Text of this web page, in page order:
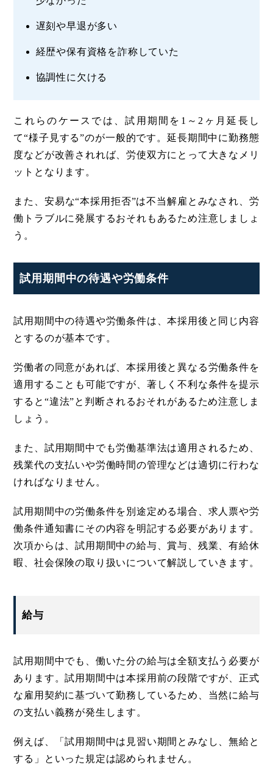
遅刻や早退が多い
経歴や保有資格を詐称していた
協調性に欠ける
これらのケースでは、試用期間を1～2ヶ月延長し
て“様子見する”のが一般的です。延長期間中に勤務態
度などが改善されれば、労使双方にとって大きなメリ
ットとなります。
また、安易な“本採用拒否”は不当解雇とみなされ、労
働トラブルに発展するおそれもあるため注意しましょ
う。
試用期間中の待遇や労働条件
試用期間中の待遇や労働条件は、本採用後と同じ内容
とするのが基本です。
労働者の同意があれば、本採用後と異なる労働条件を
適用することも可能ですが、著しく不利な条件を提示
すると“違法”と判断されるおそれがあるため注意しま
しょう。
また、試用期間中でも労働基準法は適用されるため、
残業代の支払いや労働時間の管理などは適切に行わな
ければなりません。
試用期間中の労働条件を別途定める場合、求人票や労
働条件通知書にその内容を明記する必要があります。
次項からは、試用期間中の給与、賞与、残業、有給休
暇、社会保険の取り扱いについて解説していきます。
給与
試用期間中でも、働いた分の給与は全額支払う必要が
あります。試用期間中は本採用前の段階ですが、正式
な雇用契約に基づいて勤務しているため、当然に給与
の支払い義務が発生します。
例えば、「試用期間中は見習い期間とみなし、無給と
する」といった規定は認められません。